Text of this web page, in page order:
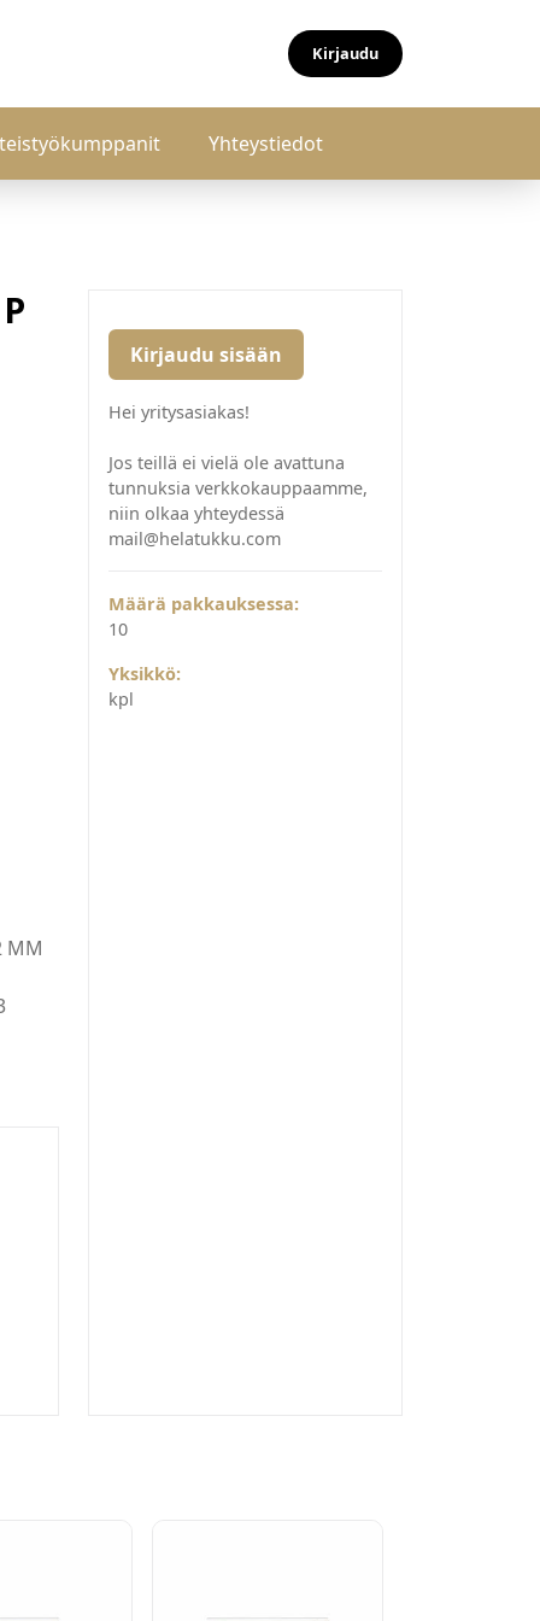
Kirjaudu
Yhteystiedot
Kirjaudu sisään
Hei yritysasiakas!
Jos teillä ei vielä ole avattuna
tunnuksia verkkokauppaamme,
niin olkaa yhteydessä
mail@helatukku.com
Määrä pakkauksessa:
10
Yksikkö:
kpl